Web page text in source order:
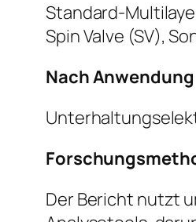
Standard-
Spin Valve (SV),
Nach Anwendung
Der Bericht nutzt